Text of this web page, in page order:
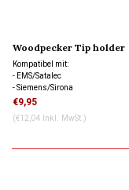
Woodpecker Tip holder
standard
Kompatibel mit:
- EMS/Satalec
- Siemens/Sirona
- Kavo/NSK
€9,95
(€12,04 Inkl. MwSt.)